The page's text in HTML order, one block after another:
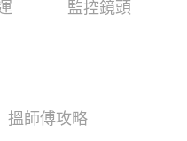
監控鏡頭
搵師傅攻略